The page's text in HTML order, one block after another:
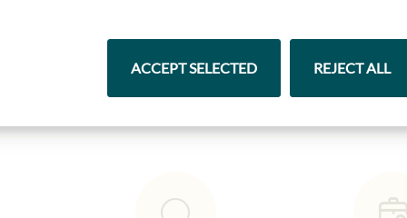
Vína
ACCEPT SELECTED REJECT ALL